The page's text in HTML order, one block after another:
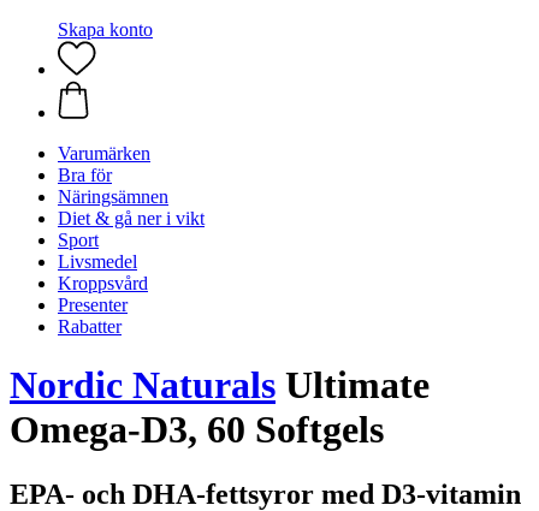
Skapa konto
Varumärken
Bra för
Näringsämnen
Diet & gå ner i vikt
Sport
Livsmedel
Kroppsvård
Presenter
Rabatter
Nordic Naturals Ultimate
Omega-D3, 60 Softgels
EPA- och DHA-fettsyror med D3-vitamin